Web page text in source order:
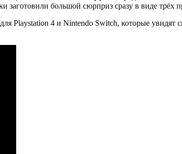
заготовили большой сюрприз сразу в виде трёх
Playstation 4 и Nintendo Switch, которые увидят